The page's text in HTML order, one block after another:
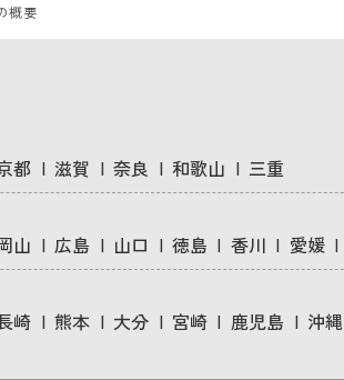
概要
都 滋賀 奈良 和歌山
三重
山 広島 山口 徳島 香川 愛媛
崎 熊本 大分 宮崎 鹿児島 沖縄